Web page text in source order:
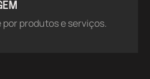
produtos e serviços.